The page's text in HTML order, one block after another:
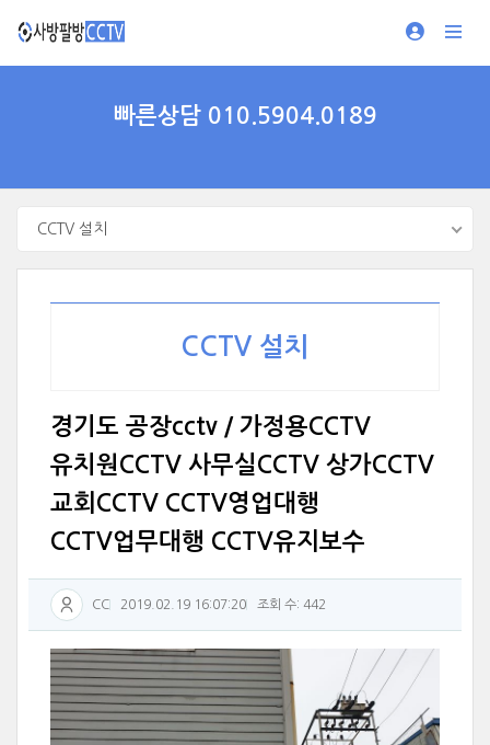
빠른상담 010.5904.0189
CCTV 설치
CCTV 설치
경기도 공장cctv / 가정용CCTV
유치원CCTV 사무실CCTV 상가CCTV
교회CCTV CCTV영업대행
CCTV업무대행 CCTV유지보수
CC 2019.02.19 16:07:20 조회 수: 442